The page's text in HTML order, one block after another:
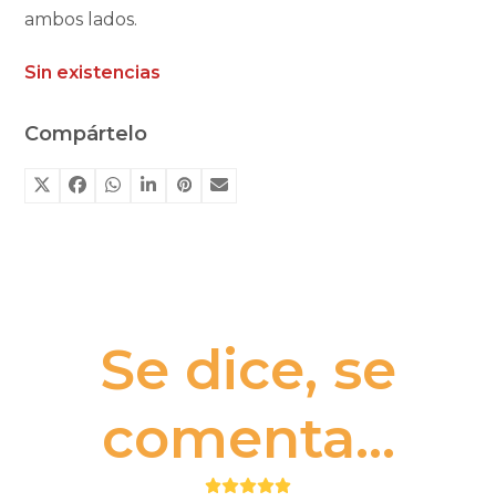
ambos lados.
Sin existencias
Compártelo
Se dice, se
comenta...
Puntuación: